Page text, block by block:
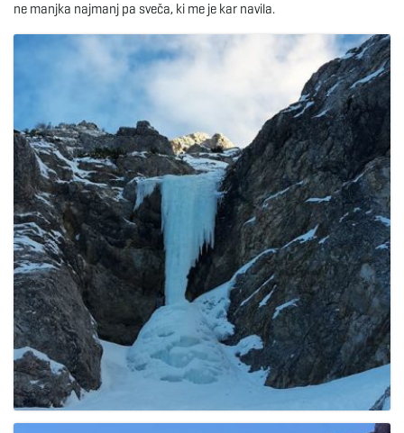
e
n
a
ne manjka najmanj pa sveča, ki me je kar navila.